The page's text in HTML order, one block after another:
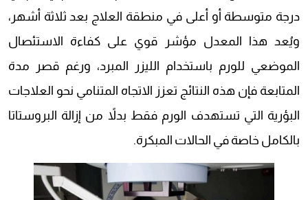
درجة متوسطة أو أعلى في منطقة العلاج بعد ثلاثة أشهر،
ويُعد هذا المعدل مؤشر قوي على كفاءة الاستئصال
الموضعي للورم باستخدام الليزر المبرد، ورغم قصر مدة
المتابعة فإن هذه النتائج تعزز الاتجاه المتنامي نحو العلاجات
البؤرية التي تستهدف الورم فقط بدلاً من إزالة البروستاتا
بالكامل خاصة في الحالات المبكرة.